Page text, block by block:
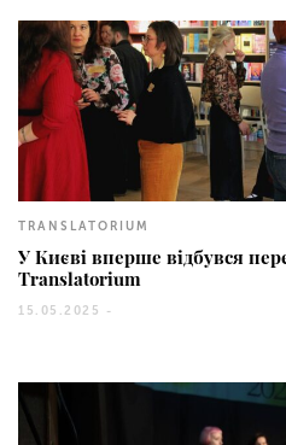
TRANSLATORIUM
У Києві вперше відбувся
Translatorium
15.05.2025 -